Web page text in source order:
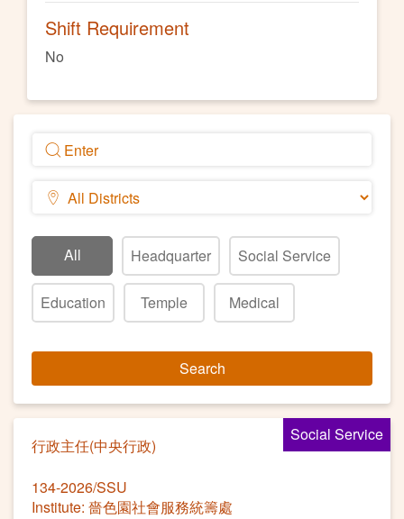
All Headquarter Social Service
Education Temple Medical
Search
Social Service
行政主任(中央行政)
134-2026/SSU
Institute: 嗇色園社會服務統籌處
Shift Requirement
No